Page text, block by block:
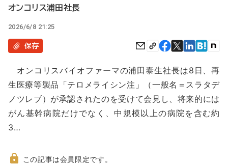
テ
ツ
に
動
オンコリス浦田社長
2026/6/8 21:25
保存
オンコリスバイオファーマの浦田泰生社長は8日、再
生医療等製品「テロメライシン注」（一般名＝スラタデ
ノツレブ）が承認されたのを受けて会見し、将来的には
がん基幹病院だけでなく、中規模以上の病院を含む約
3…
この記事は会員限定です。